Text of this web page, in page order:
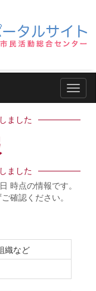
ナビ
ました
ました
時点の情報です。
ご確認ください。
織など